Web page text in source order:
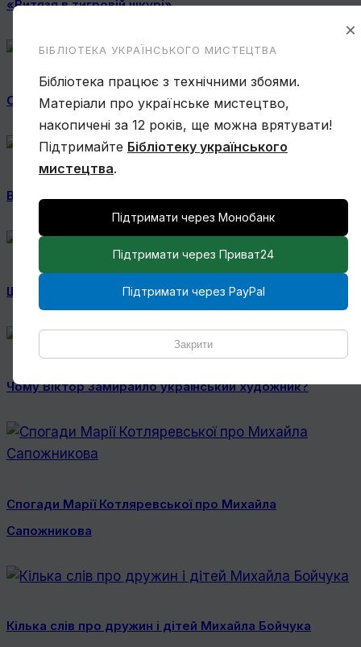
«Витязя в тигровій шкурі»
Сімона Корбіо. Мистецтво України
Василь Овчинников. Спогад про Мексику
Ще один учень Нарбута і його «Енеїда»
Чому Віктор Замирайло український художник?
Спогади Марії Котляревської про Михайла
Сапожникова
Кілька слів про дружин і дітей Михайла Бойчука
×
БІБЛІОТЕКА УКРАЇНСЬКОГО МИСТЕЦТВА
Бібліотека працює з технічними збоями.
Матеріали про українське мистецтво,
накопичені за 12 років, ще можна врятувати!
Підтримайте Бібліотеку українського
мистецтва.
Підтримати через Монобанк
Підтримати через Приват24
Підтримати через PayPal
Закрити